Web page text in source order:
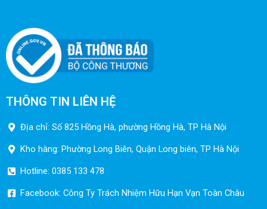
THÔNG TIN LIÊN HỆ
Địa chỉ: Số 825 Hồng Hà, phường Hồng Hà, TP Hà Nội
Kho hàng: Phường Long Biên, Quận Long biên, TP Hà Nội
Hotline: 0385 133 478
Facebook: Công Ty Trách Nhiệm Hữu Hạn Vạn Toàn Châu